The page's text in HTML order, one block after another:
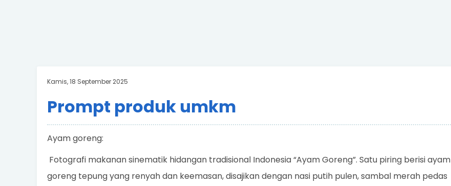
Kamis, 18 September 2025
Prompt produk umkm
Ayam goreng:
Fotografi makanan sinematik hidangan tradisional Indonesia “Ayam Goreng”. Satu piring berisi ayam
goreng tepung yang renyah dan keemasan, disajikan dengan nasi putih pulen, sambal merah pedas